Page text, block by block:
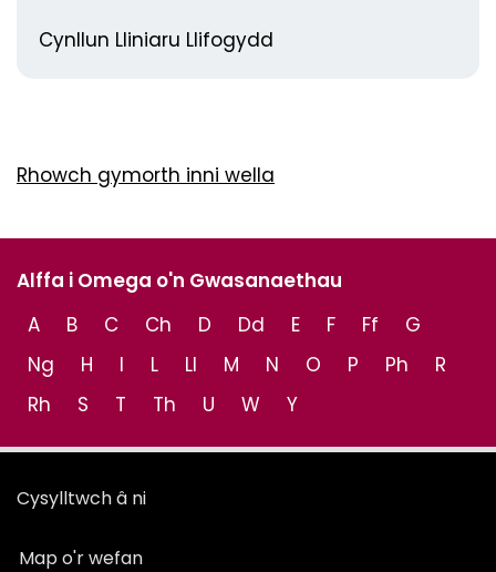
Cynllun Lliniaru Llifogydd
Rhowch gymorth inni wella
Alffa i Omega o'n Gwasanaethau
A
B C Ch D Dd E F Ff
G
Ng
H I L Ll M N O P Ph
R
Rh
S T Th U W Y
Cysylltwch â ni
Map o'r wefan